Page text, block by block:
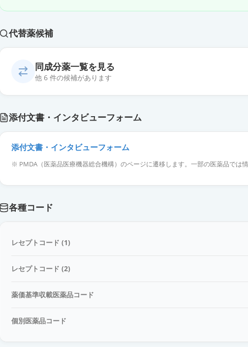
代替薬候補
同成分薬一覧を見る
他 6 件の候補があります
薬価 12.00 円
ネフィー点鼻液2mg
ボスミン注1mg
薬価 9672 円
エピペン注射液0.3mg
添付文書・インタビューフォーム
添付文書・インタビューフォーム
※ PMDA（医薬品医療機器総合機構）のページに遷移します。一部の医薬品では
各種コード
レセプトコード (1)
レセプトコード (2)
薬価基準収載医薬品コード
個別医薬品コード